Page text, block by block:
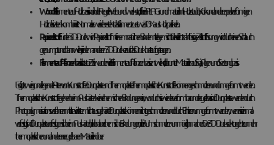
WoodFill: Filamente auf Holzbasis sind in der Regel ein Verbundwerkstoff, der ein PLA-Grundmaterial mit Holzstaub, Kork und anderen pulverförmigen
Holzderivaten kombiniert. Normalerweise besteht das Filament zu etwa 30 % aus Holzpartikeln.
Papierzellstoff:Für den 3D-Druck wird Papierzellstoff mit einem natürlichen Bindemittel gemischt. Diese leicht zähflüssige Zellstofflösung wird durch einen Schlauch
gepumpt und dann wie bei jedem anderen 3D-Drucker auf das Druckbett aufgetragen.
Filamente auf Pflanzenbasis:In letzter Zeit wurden viele Filamente auf Pflanzenbasis entwickelt, darunter Materialien auf Soja-, Algen- und Seetangbasis.
Es gibt zwei grundlegende Arten von Kunststoffen: Duroplaste und Thermoplaste. Thermoplastische Kunststoffe können geschmolzen und umgeformt werden.
Thermoplastische Kunststoffe gehen beim Aushärten keine chemischen Bindungen ein, wodurch sie wiederverformbar und recycelbar sind. Duroplaste werden durch
Photopolymerisationsverfahren mit ultraviolettem Licht ausgehärtet. Duroplaste können nicht geschmolzen und durch Erhitzen umgeformt werden, wenn sie einmal
verfestigt sind. Duroplaste verfestigen sich beim Aushärten, bilden aber chemische Bindungen, die ein Umschmelzen unmöglich machen. Der 3D-Drucksektor geht zu mehr
thermoplastischen und anderen recycelbaren Materialien über.